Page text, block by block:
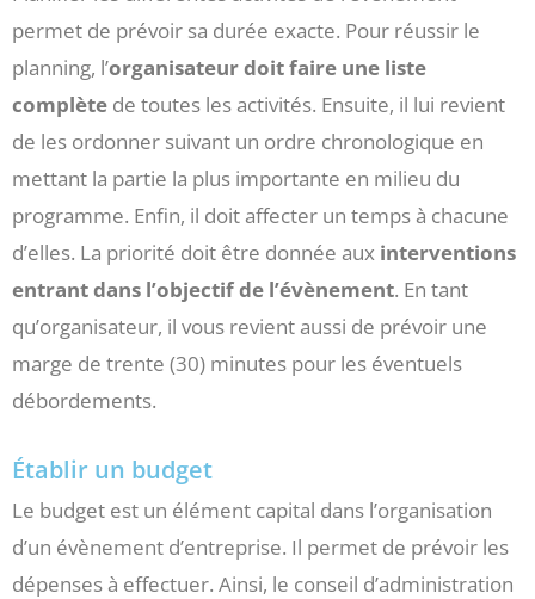
permet de prévoir sa durée exacte. Pour réussir le
planning, l’organisateurdoit faire une liste
complète de toutes les activités. Ensuite, il lui revient
de les ordonner suivant un ordre chronologique en
mettant la partie la plus importante en milieu du
programme. Enfin, il doit affecter un temps à chacune
d’elles. La priorité doit être donnée aux interventions
entrant dans l’objectif de l’évènement. En tant
qu’organisateur, il vous revient aussi de prévoir une
marge de trente (30) minutes pour les éventuels
débordements.
Établir un budget
Le budget est un élément capital dans l’organisation
d’un évènement d’entreprise. Il permet de prévoir les
dépenses à effectuer. Ainsi, le conseil d’administration